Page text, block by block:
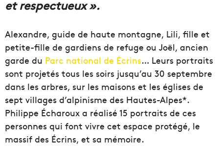
et respectueux».
Alexandre, guide de haute montagne, Lili, fille et
petite-fille de gardiens de refuge ou Joël, ancien
garde du Parc national de Écrins… Leurs portraits
sont projetés tous les soirs jusqu’au 30 septembre
dans les arbres, sur les maisons et les églises de
sept villages d’alpinisme des Hautes-Alpes*.
Philippe Écharoux a réalisé 15 portraits de ces
personnes qui font vivre cet espace protégé, le
massif des Écrins, et sa mémoire.